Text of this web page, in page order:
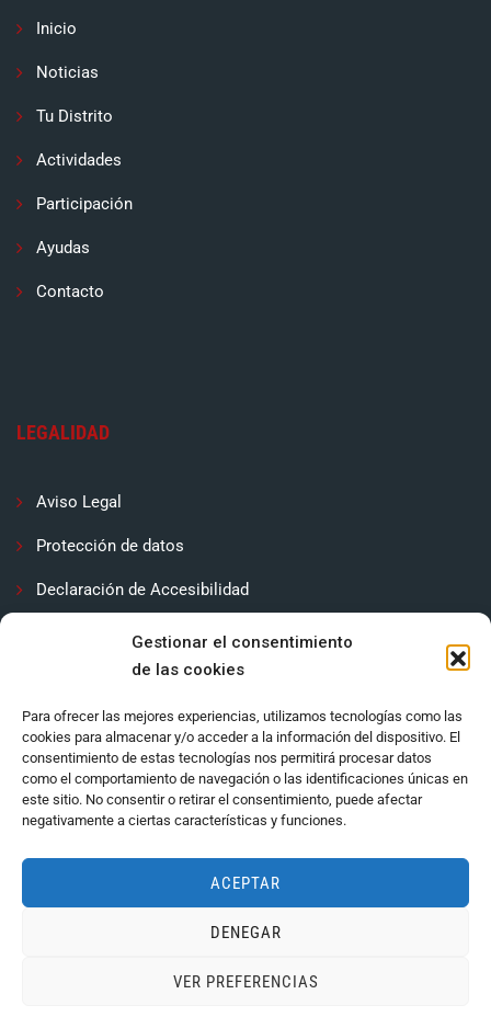
Gestionar el consentimiento
de las cookies
Para ofrecer las mejores experiencias, utilizamos tecnologías como las
cookies para almacenar y/o acceder a la información del dispositivo. El
consentimiento de estas tecnologías nos permitirá procesar datos
como el comportamiento de navegación o las identificaciones únicas en
este sitio. No consentir o retirar el consentimiento, puede afectar
negativamente a ciertas características y funciones.
ACEPTAR
DENEGAR
VER PREFERENCIAS
Inicio
Noticias
Tu Distrito
Actividades
Participación
Ayudas
Contacto
LEGALIDAD
Aviso Legal
Protección de datos
Declaración de Accesibilidad
Política de cookies (UE)
Ayuntamiento de Córdoba 2024.